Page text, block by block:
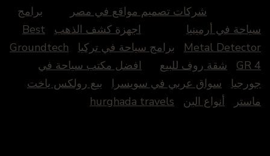
شركات تصميم مواقع في مصر
برامج
سياحة في أرمينيا
اجهزة كشف الذهب
Best
Metal Detector
برامج سياحة في تركيا
Groundtech
GR 4
شقة روف للبيع
افضل مكتب سياحة في
جورجيا
سواق عربي في سويسرا
بيع رولكس ياخت
ماستر
أنواع البن hurghada travels